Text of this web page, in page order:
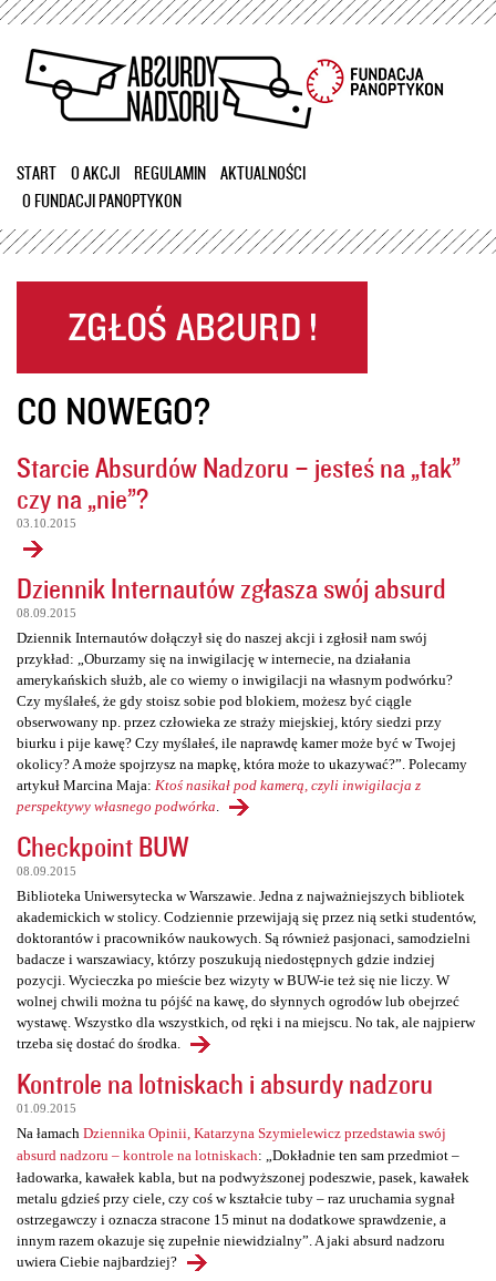
Przejdź
treści
START O AKCJI REGULAMIN
AKTUALNOŚCI
O FUNDACJI PANOPTYKON
CO NOWEGO?
Starcie Absurdów Nadzoru – jesteś na „tak”
czy na „nie”?
03.10.2015
Dziennik Internautów zgłasza swój absurd
08.09.2015
Dziennik Internautów dołączył się do naszej akcji i zgłosił nam swój
przykład: „Oburzamy się na inwigilację w internecie, na działania
amerykańskich służb, ale co wiemy o inwigilacji na własnym podwórku?
Czy myślałeś, że gdy stoisz sobie pod blokiem, możesz być ciągle
obserwowany np. przez człowieka ze straży miejskiej, który siedzi przy
biurku i pije kawę? Czy myślałeś, ile naprawdę kamer może być w Twojej
okolicy? A może spojrzysz na mapkę, która może to ukazywać?”. Polecamy
artykuł Marcina Maja: Ktoś nasikał pod kamerą, czyli inwigilacja z
perspektywy własnego podwórka
Checkpoint BUW
08.09.2015
Biblioteka Uniwersytecka w Warszawie. Jedna z najważniejszych bibliotek
akademickich w stolicy. Codziennie przewijają się przez nią setki studentów,
doktorantów i pracowników naukowych. Są również pasjonaci, samodzielni
badacze i warszawiacy, którzy poszukują niedostępnych gdzie indziej
pozycji. Wycieczka po mieście bez wizyty w BUW-ie też się nie liczy. W
wolnej chwili można tu pójść na kawę, do słynnych ogrodów lub obejrzeć
wystawę. Wszystko dla wszystkich, od ręki i na miejscu. No tak, ale najpierw
trzeba się dostać do środka.
Kontrole na lotniskach i absurdy nadzoru
01.09.2015
Na łamach Dziennika Opinii, Katarzyna Szymielewicz przedstawia swój
absurd nadzoru – kontrole na lotniskach: „Dokładnie ten sam przedmiot –
ładowarka, kawałek kabla, but na podwyższonej podeszwie, pasek, kawałek
metalu gdzieś przy ciele, czy coś w kształcie tuby – raz uruchamia sygnał
ostrzegawczy i oznacza stracone 15 minut na dodatkowe sprawdzenie, a
innym razem okazuje się zupełnie niewidzialny”. A jaki absurd nadzoru
uwiera Ciebie najbardziej?